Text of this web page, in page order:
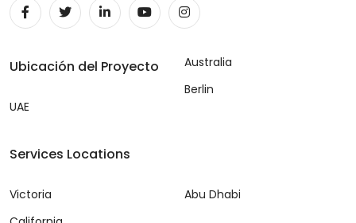
Ubicación del Proyecto
UAE
Australia
Berlin
Services Locations
Victoria
Abu Dhabi